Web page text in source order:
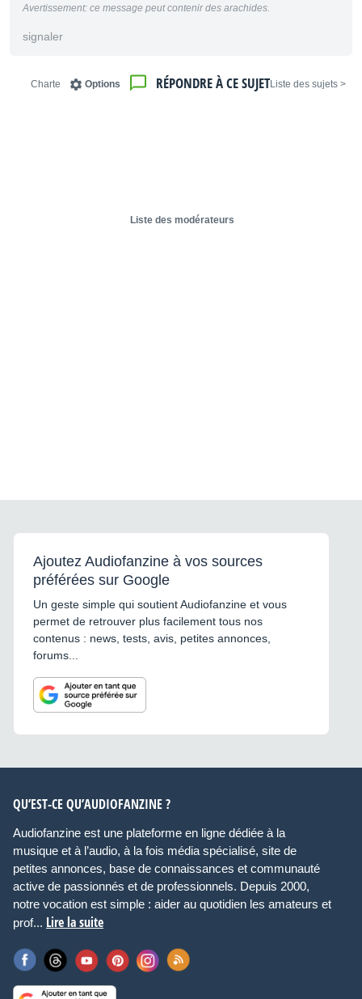
Avertissement: ce message peut contenir des arachides.
signaler
< Liste des sujets
RÉPONDRE À CE SUJET
Options
Charte
Liste des modérateurs
Ajoutez Audiofanzine à vos sources
préférées sur Google
Un geste simple qui soutient Audiofanzine et vous
permet de retrouver plus facilement tous nos
contenus : news, tests, avis, petites annonces,
forums...
QU’EST-CE QU’AUDIOFANZINE ?
Audiofanzine est une plateforme en ligne dédiée à la
musique et à l’audio, à la fois média spécialisé, site de
petites annonces, base de connaissances et communauté
active de passionnés et de professionnels. Depuis 2000,
notre vocation est simple : aider au quotidien les amateurs et
prof... Lire la suite